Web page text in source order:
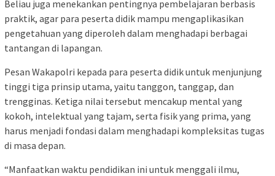
Beliau juga menekankan pentingnya pembelajaran berbasis
praktik, agar para peserta didik mampu mengaplikasikan
pengetahuan yang diperoleh dalam menghadapi berbagai
tantangan di lapangan.
Pesan Wakapolri kepada para peserta didik untuk menjunjung
tinggi tiga prinsip utama, yaitu tanggon, tanggap, dan
trengginas. Ketiga nilai tersebut mencakup mental yang
kokoh, intelektual yang tajam, serta fisik yang prima, yang
harus menjadi fondasi dalam menghadapi kompleksitas tugas
di masa depan.
“Manfaatkan waktu pendidikan ini untuk menggali ilmu,